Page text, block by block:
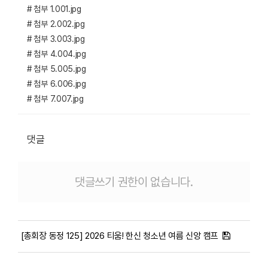
# 첨부 1.001.jpg
# 첨부 2.002.jpg
# 첨부 3.003.jpg
# 첨부 4.004.jpg
# 첨부 5.005.jpg
# 첨부 6.006.jpg
# 첨부 7.007.jpg
댓글
댓글쓰기 권한이 없습니다.
[총회장 동정 125] 2026 티움! 한신 청소년 여름 신앙 캠프